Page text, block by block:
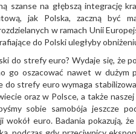
szanse na głębszą integrację
jak Polska, zaczną być
w ramach Unii
do Polski uległyby
do strefy euro? Wydaje się, że
go oszacować nawet w dużym
do strefy euro wymaga
oraz w Polsce, a także
sobie samobója jeszcze
wokół euro. Badania pokazują,